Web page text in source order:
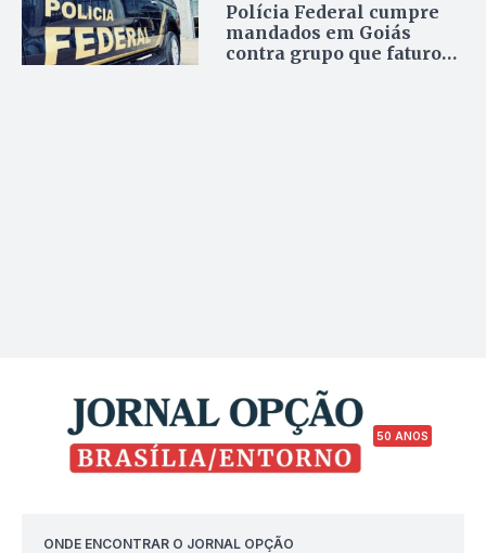
Polícia Federal cumpre
mandados em Goiás
contra grupo que faturou
50 ANOS
ONDE ENCONTRAR O JORNAL OPÇÃO